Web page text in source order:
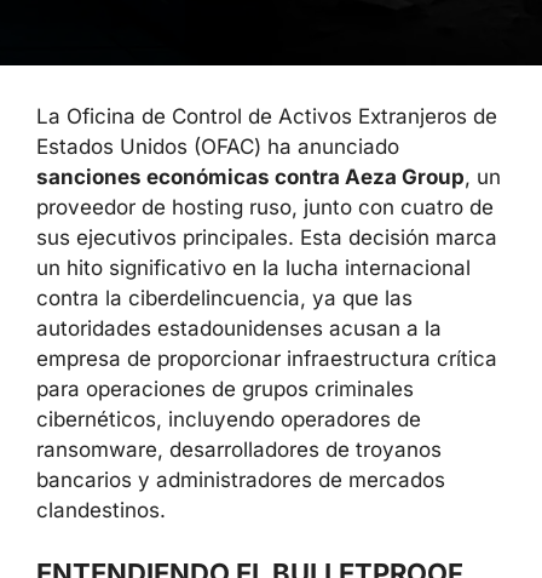
La Oficina de Control de Activos Extranjeros de
Estados Unidos (OFAC) ha anunciado
sanciones económicas contra Aeza Group, un
proveedor de hosting ruso, junto con cuatro de
sus ejecutivos principales. Esta decisión marca
un hito significativo en la lucha internacional
contra la ciberdelincuencia, ya que las
autoridades estadounidenses acusan a la
empresa de proporcionar infraestructura crítica
para operaciones de grupos criminales
cibernéticos, incluyendo operadores de
ransomware, desarrolladores de troyanos
bancarios y administradores de mercados
clandestinos.